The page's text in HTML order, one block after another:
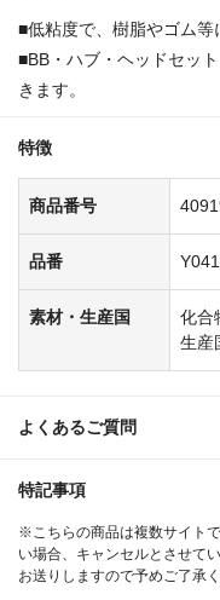
■低粘度で、樹脂やゴム等
■BB・ハブ・ヘッドセッ
きます。
特徴
商品番号
品番
素材・生産国
化合
生産
よくあるご質問
特記事項
※こちらの商品は複数サイト
い場合、キャンセルとさせて
お送りしますので予めご了承く